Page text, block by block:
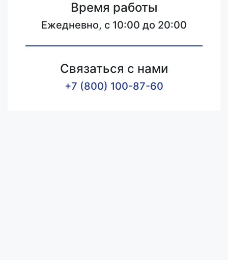
Время работы
Ежедневно, с 10:00 до 20:00
Связаться с нами
+7 (800) 100-87-60